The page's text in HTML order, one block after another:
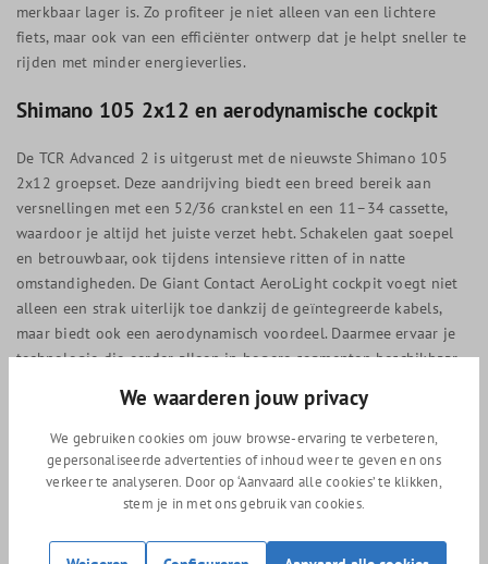
merkbaar lager is. Zo profiteer je niet alleen van een lichtere
fiets, maar ook van een efficiënter ontwerp dat je helpt sneller te
rijden met minder energieverlies.
Shimano 105 2x12 en aerodynamische cockpit
De TCR Advanced 2 is uitgerust met de nieuwste Shimano 105
2x12 groepset. Deze aandrijving biedt een breed bereik aan
versnellingen met een 52/36 crankstel en een 11–34 cassette,
waardoor je altijd het juiste verzet hebt. Schakelen gaat soepel
en betrouwbaar, ook tijdens intensieve ritten of in natte
omstandigheden. De Giant Contact AeroLight cockpit voegt niet
alleen een strak uiterlijk toe dankzij de geïntegreerde kabels,
maar biedt ook een aerodynamisch voordeel. Daarmee ervaar je
technologie die eerder alleen in hogere segmenten beschikbaar
Controle, comfort en vertrouwen
De full-composite carbon voorvork zorgt voor precisie in het
stuurgedrag en geeft je meer vertrouwen tijdens snelle
tubeless-ready en wordt geleverd met 28 mm Giant Gavia Course
We waarderen jouw privacy
We gebruiken cookies om jouw browse-ervaring te verbeteren,
gepersonaliseerde advertenties of inhoud weer te geven en ons
verkeer te analyseren. Door op ‘Aanvaard alle cookies’ te klikken,
stem je in met ons gebruik van cookies.